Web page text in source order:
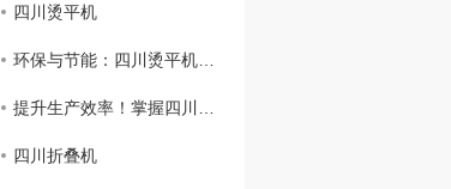
四川烫平机
环保与节能：四川烫平机发展的必然趋势
提升生产效率！掌握四川烫平机操作技巧
四川折叠机